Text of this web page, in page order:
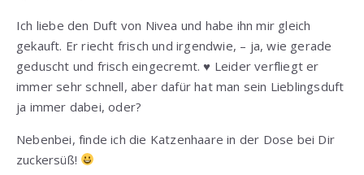
Ich liebe den Duft von Nivea und habe ihn mir gleich
gekauft. Er riecht frisch und irgendwie, – ja, wie gerade
geduscht und frisch eingecremt. ♥ Leider verfliegt er
immer sehr schnell, aber dafür hat man sein Lieblingsduft
ja immer dabei, oder?
Nebenbei, finde ich die Katzenhaare in der Dose bei Dir
zuckersüß!